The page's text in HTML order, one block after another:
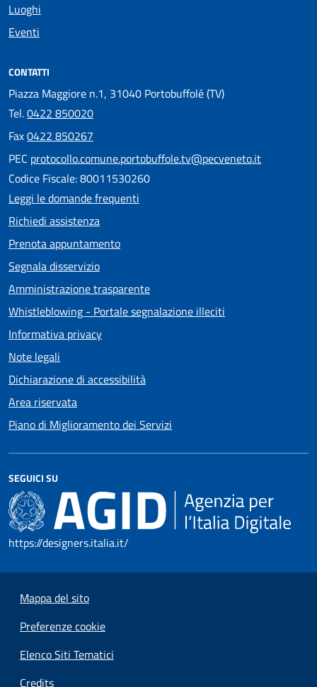
Luoghi
Eventi
CONTATTI
Piazza Maggiore n.1, 31040 Portobuffolé (TV)
Tel.0422 850020
Fax0422 850267
PEC protocollo.comune.portobuffole.tv@pecveneto.it
Codice Fiscale: 80011530260
Leggi le domande frequenti
Richiedi assistenza
Prenota appuntamento
Segnala disservizio
Amministrazione trasparente
Whistleblowing - Portale segnalazione illeciti
Informativa privacy
Note legali
Dichiarazione di accessibilità
Area riservata
Piano di Miglioramento dei Servizi
SEGUICI SU
https://designers.italia.it/
Mappa del sito
Preferenze cookie
Elenco Siti Tematici
Credits